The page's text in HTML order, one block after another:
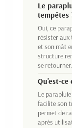
Le
tempêtes
Oui, ce
résister aux
et son mât
structure
se retourner.
Qu'est-ce
Le
facilite son
permet de
après